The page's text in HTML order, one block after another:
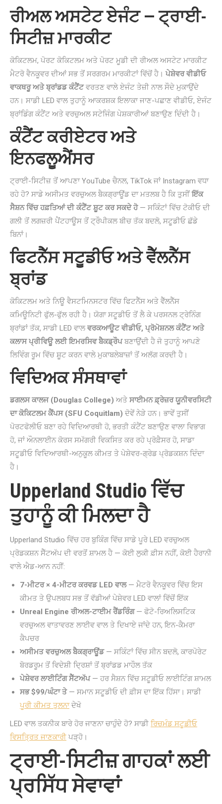
ਰੀਅਲ ਅਸਟੇਟ ਏਜੰਟ — ਟ੍ਰਾਈ-
ਸਿਟੀਜ਼ ਮਾਰਕੀਟ
ਕੋਕਿਟਲਮ, ਪੋਰਟ ਕੋਕਿਟਲਮ ਅਤੇ ਪੋਰਟ ਮੂਡੀ ਦੀ ਰੀਅਲ ਅਸਟੇਟ ਮਾਰਕੀਟ
ਮੈਟਰੋ ਵੈਨਕੂਵਰ ਦੀਆਂ ਸਭ ਤੋਂ ਸਰਗਰਮ ਮਾਰਕੀਟਾਂ ਵਿੱਚੋਂ ਹੈ। ਪੇਸ਼ੇਵਰ ਵੀਡੀਓ
ਵਾਕਥਰੂ ਅਤੇ ਬ੍ਰਾਂਡਡ ਕੰਟੈਂਟਵਰਤਣ ਵਾਲੇ ਏਜੰਟ ਤੇਜ਼ੀ ਨਾਲ ਸੌਦੇ ਮੁਕਾਉਂਦੇ
ਹਨ। ਸਾਡੀ LED ਵਾਲ ਤੁਹਾਨੂੰ ਆਕਰਸ਼ਕ ਇਲਾਕਾ ਜਾਣ-ਪਛਾਣ ਵੀਡੀਓ, ਏਜੰਟ
ਬ੍ਰਾਂਡਿੰਗ ਕੰਟੈਂਟ ਅਤੇ ਵਰਚੁਅਲ ਸਟੇਜਿੰਗ ਪੇਸ਼ਕਾਰੀਆਂ ਬਣਾਉਣ ਦਿੰਦੀ ਹੈ।
ਕੰਟੈਂਟ ਕਰੀਏਟਰ ਅਤੇ
ਇਨਫਲੂਐਂਸਰ
ਟ੍ਰਾਈ-ਸਿਟੀਜ਼ ਤੋਂ ਆਪਣਾ YouTube ਚੈਨਲ, TikTok ਜਾਂ Instagram ਵਧਾ
ਰਹੇ ਹੋ? ਸਾਡੇ ਅਸੀਮਤ ਵਰਚੁਅਲ ਬੈਕਗ੍ਰਾਊਂਡ ਦਾ ਮਤਲਬ ਹੈ ਕਿ ਤੁਸੀਂਇੱਕ
ਸੈਸ਼ਨ ਵਿੱਚ ਹਫ਼ਤਿਆਂ ਦੀ ਕੰਟੈਂਟ ਸ਼ੂਟ ਕਰ ਸਕਦੇ ਹੋ— ਸਕਿੰਟਾਂ ਵਿੱਚ ਟੋਕੀਓ ਦੀ
ਗਲੀ ਤੋਂ ਲਗਜ਼ਰੀ ਪੈਂਟਹਾਊਸ ਤੋਂ ਟ੍ਰੌਪੀਕਲ ਬੀਚ ਤੱਕ ਬਦਲੋ, ਸਟੂਡੀਓ ਛੱਡੇ
ਬਿਨਾਂ।
ਫਿਟਨੈੱਸ ਸਟੂਡੀਓ ਅਤੇ ਵੈੱਲਨੈੱਸ
ਬ੍ਰਾਂਡ
ਕੋਕਿਟਲਮ ਅਤੇ ਨਿਊ ਵੈਸਟਮਿਨਸਟਰ ਵਿੱਚ ਫਿਟਨੈੱਸ ਅਤੇ ਵੈੱਲਨੈੱਸ
ਕਮਿਊਨਿਟੀ ਫੁੱਲ-ਫੁੱਲ ਰਹੀ ਹੈ। ਯੋਗਾ ਸਟੂਡੀਓ ਤੋਂ ਲੈ ਕੇ ਪਰਸਨਲ ਟ੍ਰੇਨਿੰਗ
ਬ੍ਰਾਂਡਾਂ ਤੱਕ, ਸਾਡੀ LED ਵਾਲਵਰਕਆਊਟ ਵੀਡੀਓ, ਪ੍ਰੋਮੋਸ਼ਨਲ ਕੰਟੈਂਟ ਅਤੇ
ਕਲਾਸ ਪ੍ਰੀਵਿਊ ਲਈ ਇਮਰਸਿਵ ਬੈਕਡ੍ਰੌਪਬਣਾਉਂਦੀ ਹੈ ਜੋ ਤੁਹਾਨੂੰ ਆਪਣੇ
ਲਿਵਿੰਗ ਰੂਮ ਵਿੱਚ ਸ਼ੂਟ ਕਰਨ ਵਾਲੇ ਮੁਕਾਬਲੇਬਾਜ਼ਾਂ ਤੋਂ ਅਲੱਗ ਕਰਦੀ ਹੈ।
ਵਿਦਿਅਕ ਸੰਸਥਾਵਾਂ
ਡਗਲਸ ਕਾਲਜ (Douglas College) ਅਤੇ ਸਾਈਮਨ ਫ਼੍ਰੇਜ਼ਰ ਯੂਨੀਵਰਸਿਟੀ
ਦਾ ਕੋਕਿਟਲਮ ਕੈਂਪਸ (SFU Coquitlam) ਦੋਵੇਂ ਨੇੜੇ ਹਨ। ਭਾਵੇਂ ਤੁਸੀਂ
ਪੋਰਟਫੋਲੀਓ ਬਣਾ ਰਹੇ ਵਿਦਿਆਰਥੀ ਹੋ, ਭਰਤੀ ਕੰਟੈਂਟ ਬਣਾਉਣ ਵਾਲਾ ਵਿਭਾਗ
ਹੋ, ਜਾਂ ਔਨਲਾਈਨ ਕੋਰਸ ਸਮੱਗਰੀ ਵਿਕਸਿਤ ਕਰ ਰਹੇ ਪ੍ਰੋਫ਼ੈਸਰ ਹੋ, ਸਾਡਾ
ਸਟੂਡੀਓ ਵਿਦਿਆਰਥੀ-ਅਨੁਕੂਲ ਕੀਮਤ ਤੇ ਪੇਸ਼ੇਵਰ-ਗ੍ਰੇਡ ਪ੍ਰੋਡਕਸ਼ਨ ਦਿੰਦਾ
ਹੈ।
Upperland Studio ਵਿੱਚ
ਤੁਹਾਨੂੰ ਕੀ ਮਿਲਦਾ ਹੈ
Upperland Studio ਵਿੱਚ ਹਰ ਬੁਕਿੰਗ ਵਿੱਚ ਸਾਡੇ ਪੂਰੇ LED ਵਰਚੁਅਲ
ਪ੍ਰੋਡਕਸ਼ਨ ਸੈੱਟਅੱਪ ਦੀ ਵਰਤੋਂ ਸ਼ਾਮਲ ਹੈ — ਕੋਈ ਲੁਕੀ ਫ਼ੀਸ ਨਹੀਂ, ਕੋਈ ਹੈਰਾਨੀ
ਵਾਲੇ ਐਡ-ਆਨ ਨਹੀਂ:
7-ਮੀਟਰ × 4-ਮੀਟਰ ਕਰਵਡ LED ਵਾਲ— ਮੈਟਰੋ ਵੈਨਕੂਵਰ ਵਿੱਚ ਇਸ
ਕੀਮਤ ਤੇ ਉਪਲਬਧ ਸਭ ਤੋਂ ਵੱਡੀਆਂ ਪੇਸ਼ੇਵਰ LED ਵਾਲਾਂ ਵਿੱਚੋਂ ਇੱਕ
Unreal Engine ਰੀਅਲ-ਟਾਈਮ ਰੈਂਡਰਿੰਗ— ਫੋਟੋ-ਰਿਅਲਿਸਟਿਕ
ਵਰਚੁਅਲ ਵਾਤਾਵਰਣ ਲਾਈਵ ਵਾਲ ਤੇ ਦਿਖਾਏ ਜਾਂਦੇ ਹਨ, ਇਨ-ਕੈਮਰਾ
ਕੈਪਚਰ
ਅਸੀਮਤ ਵਰਚੁਅਲ ਬੈਕਗ੍ਰਾਊਂਡ— ਸਕਿੰਟਾਂ ਵਿੱਚ ਸੀਨ ਬਦਲੋ, ਕਾਰਪੋਰੇਟ
ਬੋਰਡਰੂਮ ਤੋਂ ਵਿਦੇਸ਼ੀ ਦ੍ਰਿਸ਼ਾਂ ਤੋਂ ਬ੍ਰਾਂਡਡ ਮਾਹੌਲ ਤੱਕ
ਪੇਸ਼ੇਵਰ ਲਾਈਟਿੰਗ ਸੈੱਟਅੱਪ— ਹਰ ਸੈਸ਼ਨ ਵਿੱਚ ਸਟੂਡੀਓ ਲਾਈਟਿੰਗ ਸ਼ਾਮਲ
ਸਭ $99/ਘੰਟਾ ਤੇ— ਸਮਾਨ ਸਟੂਡੀਓ ਦੀ ਫ਼ੀਸ ਦਾ ਇੱਕ ਹਿੱਸਾ। ਸਾਡੀ
ਪੂਰੀ ਕੀਮਤ ਤੁਲਨਾਦੇਖੋ
LED ਵਾਲ ਤਕਨੀਕ ਬਾਰੇ ਹੋਰ ਜਾਣਨਾ ਚਾਹੁੰਦੇ ਹੋ? ਸਾਡੀ ਰਿਚਮੰਡ ਸਟੂਡੀਓ
ਵਿਸਤ੍ਰਿਤ ਜਾਣਕਾਰੀ ਪੜ੍ਹੋ।
ਟ੍ਰਾਈ-ਸਿਟੀਜ਼ ਗਾਹਕਾਂ ਲਈ
ਪ੍ਰਸਿੱਧ ਸੇਵਾਵਾਂ